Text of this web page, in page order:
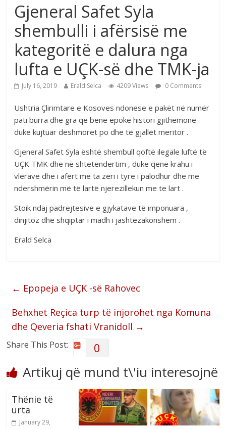
Gjeneral Safet Syla
shembulli i afërsisë me
kategoritë e dalura nga
lufta e UÇK-së dhe TMK-ja
July 16, 2019 Erald Selca 4209 Views 0 Comments
Ushtria Çlirimtare e Kosoves ndonese e pakët në numër
pati burra dhe gra që bënë epokë histori gjithemone
duke kujtuar deshmoret po dhe të gjallët meritor .
Gjeneral Safet Syla është shembull qoftë ilegale luftë të
UÇK TMK dhe në shtetendertim , duke qenë krahu i
vlerave dhe i afërt me ta zëri i tyre i palodhur dhe me
ndershmërin më të lartë njerezillekun me te lart .
Stoik ndaj padrejtesive e gjykatave të imponuara ,
dinjitoz dhe shqiptar i madh i jashtëzakonshem .
Erald Selca
← Epopeja e UÇK -së Rahovec
Behxhet Reçica turp të injorohet nga Komuna
dhe Qeveria fshati Vranidoll →
Share This Post: 0
Artikuj që mund t\'iu interesojnë
Thënie të
urta
January 29,